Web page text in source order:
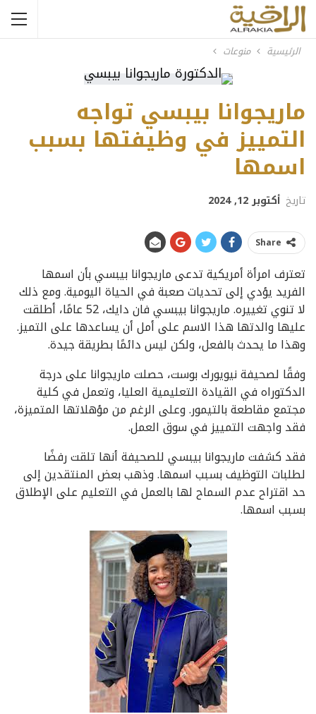
الرئيسية منوعات
ماريجوانا بيبسي تواجه
التمييز في وظيفتها بسبب
اسمها
تاريخ أكتوبر 12, 2024
Share
تعترف امرأة أمريكية تدعى ماريجوانا بيبسي بأن اسمها
الفريد يؤدي إلى تحديات صعبة في الحياة اليومية. ومع ذلك
لا تنوي تغييره. ماريجوانا بيبسي فان دايك، 52 عامًا، أطلقت
عليها والدتها هذا الاسم على أمل أن يساعدها على التميز.
وهذا ما يحدث بالفعل، ولكن ليس دائمًا بطريقة جيدة.
وفقًا لصحيفة نيويورك بوست، حصلت ماريجوانا على درجة
الدكتوراه في القيادة التعليمية العليا، وتعمل في كلية
مجتمع مقاطعة بالتيمور. وعلى الرغم من مؤهلاتها المتميزة،
فقد واجهت التمييز في سوق العمل.
فقد كشفت ماريجوانا بيبسي للصحيفة أنها تلقت رفضًا
لطلبات التوظيف بسبب اسمها. وذهب بعض المنتقدين إلى
حد اقتراح عدم السماح لها بالعمل في التعليم على الإطلاق
بسبب اسمها.